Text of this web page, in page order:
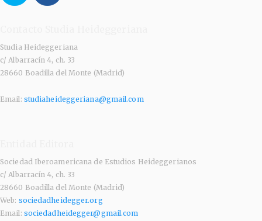
Studia Heideggeriana
c/ Albarracín 4, ch. 33
28660 Boadilla del Monte (Madrid)
Email: studiaheideggeriana@gmail.com
Sociedad Iberoamericana de Estudios Heideggerianos
c/ Albarracín 4, ch. 33
28660 Boadilla del Monte (Madrid)
Web: sociedadheidegger.org
Email: sociedadheidegger@gmail.com